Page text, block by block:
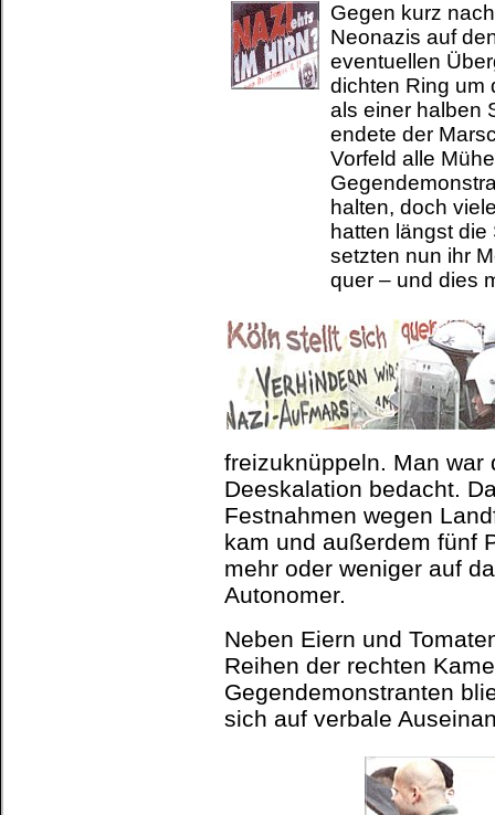
Gegen kurz
Neonazis auf
eventuellen
dichten Ring um
als einer halben
endete der
Vorfeld alle
halten, doch
hatten längst
setzten nun ihr
quer – und dies
freizuknüppeln. Man war
Deeskalation bedacht.
Festnahmen wegen
kam und außerdem fünf
mehr oder weniger auf
Autonomer.
Neben Eiern und
Reihen der rechten
Gegendemonstranten
sich auf verbale